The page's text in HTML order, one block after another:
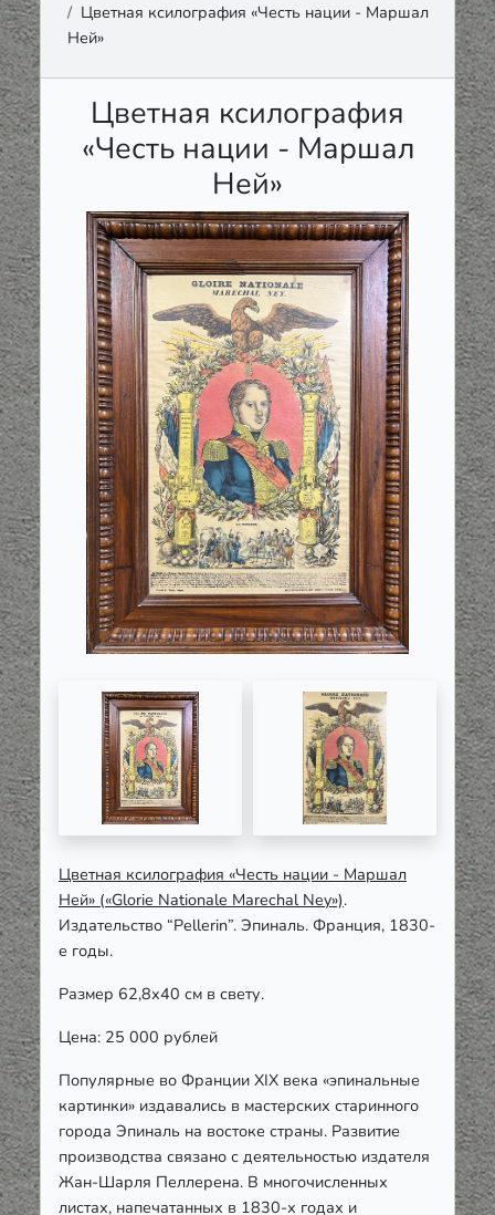
Цветная ксилография «Честь нации - Маршал
Ней»
Цветная ксилография
«Честь нации - Маршал
Ней»
Цветная ксилография «Честь нации - Маршал
Ней» («Glorie Nationale Marechal Ney»).
Издательство “Pellerin”. Эпиналь. Франция, 1830-
е годы.
Размер 62,8х40 см в свету.
Цена: 25 000 рублей
Популярные во Франции XIX века «эпинальные
картинки» издавались в мастерских старинного
города Эпиналь на востоке страны. Развитие
производства связано с деятельностью издателя
Жан-Шарля Пеллерена. В многочисленных
листах, напечатанных в 1830-х годах и